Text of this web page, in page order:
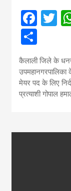
कैलाली जिले के
मेयर पद के लिए
प्रत्याशी गोपाल